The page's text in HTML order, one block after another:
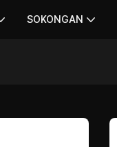
SOKONGAN